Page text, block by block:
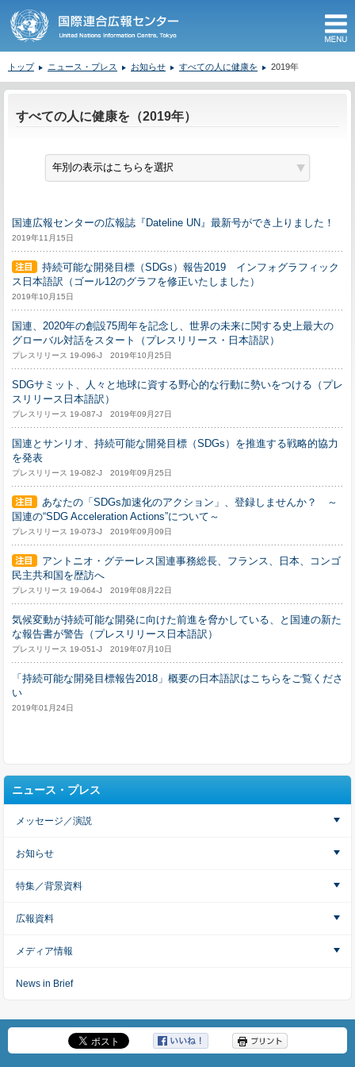
トップ ニュース・プレス お知らせ すべての人に健康を 2019年
すべての人に健康を（2019年）
国連広報センターの広報誌『Dateline UN』最新号ができ上りました！
2019年11月15日
持続可能な開発目標（SDGs）報告2019 インフォグラフィック
ス日本語訳（ゴール12のグラフを修正いたしました）
2019年10月15日
国連、2020年の創設75周年を記念し、世界の未来に関する史上最大の
グローバル対話をスタート（プレスリリース・日本語訳）
プレスリリース 19-096-J 2019年10月25日
SDGサミット、人々と地球に資する野心的な行動に勢いをつける（プレ
スリリース日本語訳）
プレスリリース 19-087-J 2019年09月27日
国連とサンリオ、持続可能な開発目標（SDGs）を推進する戦略的協力
を発表
プレスリリース 19-082-J 2019年09月25日
あなたの「SDGs加速化のアクション」、登録しませんか？ ～
国連の“SDG Acceleration Actions”について～
プレスリリース 19-073-J 2019年09月09日
アントニオ・グテーレス国連事務総長、フランス、日本、コンゴ
民主共和国を歴訪へ
プレスリリース 19-064-J 2019年08月22日
気候変動が持続可能な開発に向けた前進を脅かしている、と国連の新た
な報告書が警告（プレスリリース日本語訳）
プレスリリース 19-051-J 2019年07月10日
「持続可能な開発目標報告2018」概要の日本語訳はこちらをご覧くださ
い
2019年01月24日
ニュース・プレス
メッセージ／演説
お知らせ
特集／背景資料
広報資料
メディア情報
News in Brief